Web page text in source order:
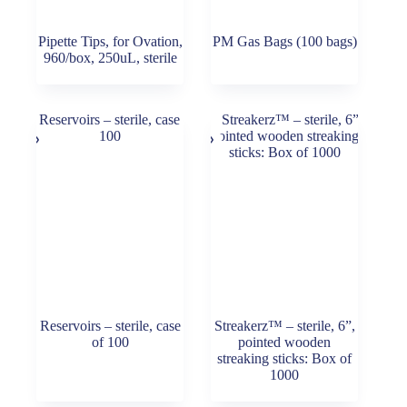
Pipette Tips, for Ovation,
960/box, 250uL, sterile
PM Gas Bags (100 bags)
Reservoirs – sterile, case
of 100
Streakerz™ – sterile, 6”,
pointed wooden
streaking sticks: Box of
1000